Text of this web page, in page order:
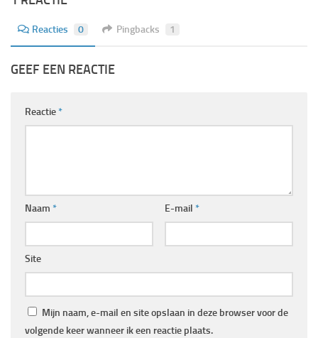
Reacties 0 Pingbacks 1
GEEF EEN REACTIE
Reactie*
Naam * E-mail *
Site
Mijn naam, e-mail en site opslaan in deze browser voor de
volgende keer wanneer ik een reactie plaats.